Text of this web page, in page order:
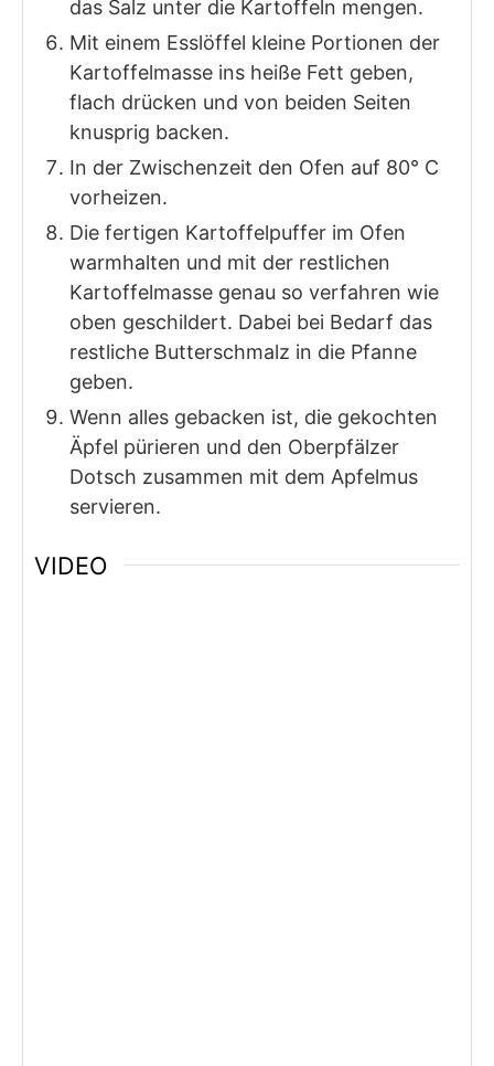
das Salz unter die Kartoffeln mengen.
Mit einem Esslöffel kleine Portionen der
Kartoffelmasse ins heiße Fett geben,
flach drücken und von beiden Seiten
knusprig backen.
In der Zwischenzeit den Ofen auf 80° C
vorheizen.
Die fertigen Kartoffelpuffer im Ofen
warmhalten und mit der restlichen
Kartoffelmasse genau so verfahren wie
oben geschildert. Dabei bei Bedarf das
restliche Butterschmalz in die Pfanne
geben.
Wenn alles gebacken ist, die gekochten
Äpfel pürieren und den Oberpfälzer
Dotsch zusammen mit dem Apfelmus
servieren.
VIDEO